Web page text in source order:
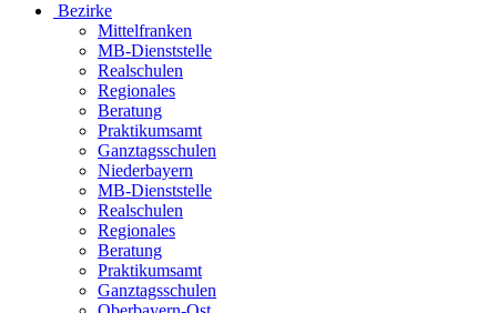
Bezirke
Mittelfranken
MB-Dienststelle
Realschulen
Regionales
Beratung
Praktikumsamt
Ganztagsschulen
Niederbayern
MB-Dienststelle
Realschulen
Regionales
Beratung
Praktikumsamt
Ganztagsschulen